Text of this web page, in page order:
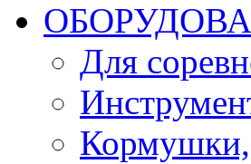
Для
Кормушки,